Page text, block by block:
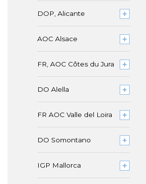
DOP, Alicante
AOC Alsace
FR, AOC Côtes du Jura
DO Alella
FR AOC Valle del Loira
DO Somontano
IGP Mallorca